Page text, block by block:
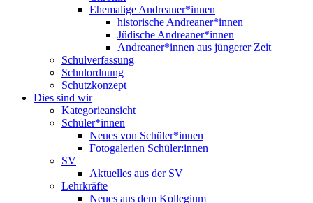
Ehemalige Andreaner*innen
historische Andreaner*innen
Jüdische Andreaner*innen
Andreaner*innen aus jüngerer Zeit
Schulverfassung
Schulordnung
Schutzkonzept
Dies sind wir
Kategorieansicht
Schüler*innen
Neues von Schüler*innen
Fotogalerien Schüler:innen
SV
Aktuelles aus der SV
Lehrkräfte
Neues aus dem Kollegium